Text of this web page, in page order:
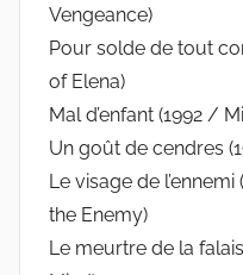
Vengeance)
Pour solde de tout
of Elena)
Mal d’enfant (1992 /
Un goût de cendres
Le visage de
the Enemy)
Le meurtre de la